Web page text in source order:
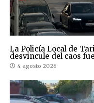
La Policía Local de
desvincule del caos
4 agosto 2026